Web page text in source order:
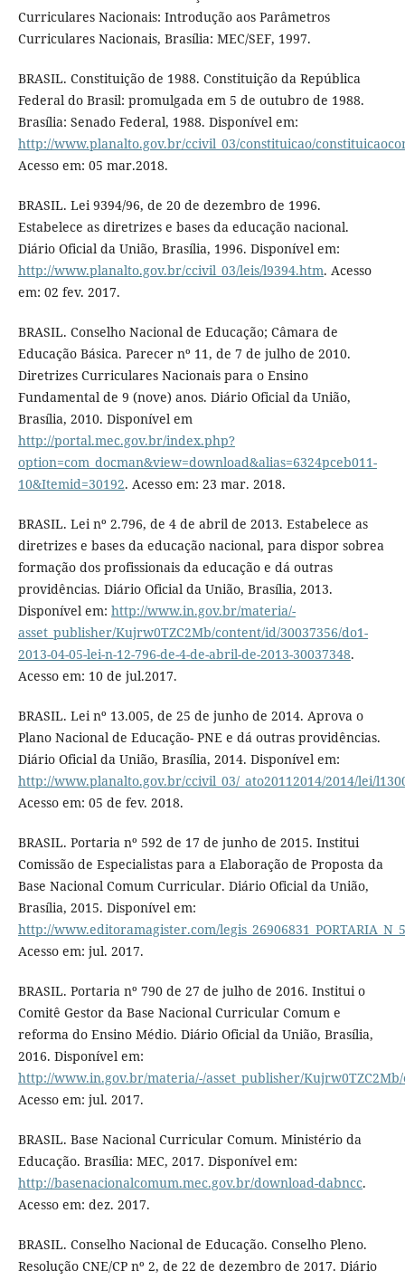
Curriculares Nacionais: Introdução aos Parâmetros
Curriculares Nacionais, Brasília: MEC/SEF, 1997.
BRASIL. Constituição de 1988. Constituição da República
Federal do Brasil: promulgada em 5 de outubro de 1988.
Brasília: Senado Federal, 1988. Disponível em:
http://www.planalto.gov.br/ccivil_03/constituicao/
Acesso em: 05 mar.2018.
BRASIL. Lei 9394/96, de 20 de dezembro de 1996.
Estabelece as diretrizes e bases da educação nacional.
Diário Oficial da União, Brasília, 1996. Disponível em:
http://www.planalto.gov.br/ccivil_03/leis/l9394.htm. Acesso
em: 02 fev. 2017.
BRASIL. Conselho Nacional de Educação; Câmara de
Educação Básica. Parecer nº 11, de 7 de julho de 2010.
Diretrizes Curriculares Nacionais para o Ensino
Fundamental de 9 (nove) anos. Diário Oficial da União,
Brasília, 2010. Disponível em
http://portal.mec.gov.br/index.php?
option=com_docman&view=download&alias=6324pceb011-
10&Itemid=30192. Acesso em: 23 mar. 2018.
BRASIL. Lei nº 2.796, de 4 de abril de 2013. Estabelece as
diretrizes e bases da educação nacional, para dispor sobrea
formação dos profissionais da educação e dá outras
providências. Diário Oficial da União, Brasília, 2013.
Disponível em: http://www.in.gov.br/materia/-
asset_publisher/Kujrw0TZC2Mb/content/id/30037356/do1-
2013-04-05-lei-n-12-796-de-4-de-abril-de-2013-30037348.
Acesso em: 10 de jul.2017.
BRASIL. Lei nº 13.005, de 25 de junho de 2014. Aprova o
Plano Nacional de Educação- PNE e dá outras providências.
Diário Oficial da União, Brasília, 2014. Disponível em:
http://www.planalto.gov.br/ccivil_03/_ato20112014/2014/lei/
Acesso em: 05 de fev. 2018.
BRASIL. Portaria nº 592 de 17 de junho de 2015. Institui
Comissão de Especialistas para a Elaboração de Proposta da
Base Nacional Comum Curricular. Diário Oficial da União,
Brasília, 2015. Disponível em:
http://www.editoramagister.com/
Acesso em: jul. 2017.
BRASIL. Portaria nº 790 de 27 de julho de 2016. Institui o
Comitê Gestor da Base Nacional Curricular Comum e
reforma do Ensino Médio. Diário Oficial da União, Brasília,
2016. Disponível em:
http://www.in.gov.br/materia/-/asset_publisher/
Acesso em: jul. 2017.
BRASIL. Base Nacional Curricular Comum. Ministério da
Educação. Brasília: MEC, 2017. Disponível em:
http://basenacionalcomum.mec.gov.br/download-dabncc.
Acesso em: dez. 2017.
BRASIL. Conselho Nacional de Educação. Conselho Pleno.
Resolução CNE/CP nº 2, de 22 de dezembro de 2017. Diário